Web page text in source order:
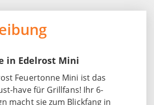
in Edelrost Mini
Feuertonne Mini ist das
have für Grillfans! Ihr 6-
macht sie zum Blickfang in